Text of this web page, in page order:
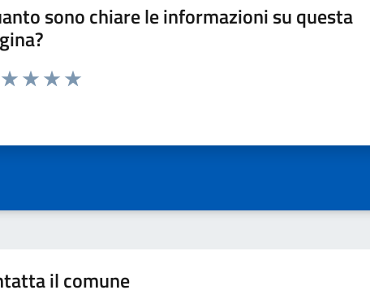
sono chiare le informazioni su questa
da 1 a 5 stelle la pagina
il comune